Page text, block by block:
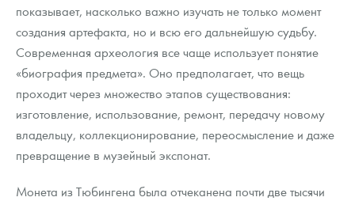
показывает, насколько важно изучать не только момент
создания артефакта, но и всю его дальнейшую судьбу.
Современная археология все чаще использует понятие
«биография предмета». Оно предполагает, что вещь
проходит через множество этапов существования:
изготовление, использование, ремонт, передачу новому
владельцу, коллекционирование, переосмысление и даже
превращение в музейный экспонат.
Монета из Тюбингена была отчеканена почти две тысячи